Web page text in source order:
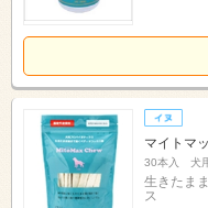
マイトマ
30本入 犬
生きたま
ス